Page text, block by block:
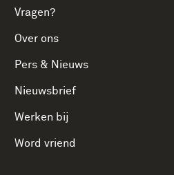
Vragen?
Over ons
Pers & Nieuws
Nieuwsbrief
Werken bij
Word vriend